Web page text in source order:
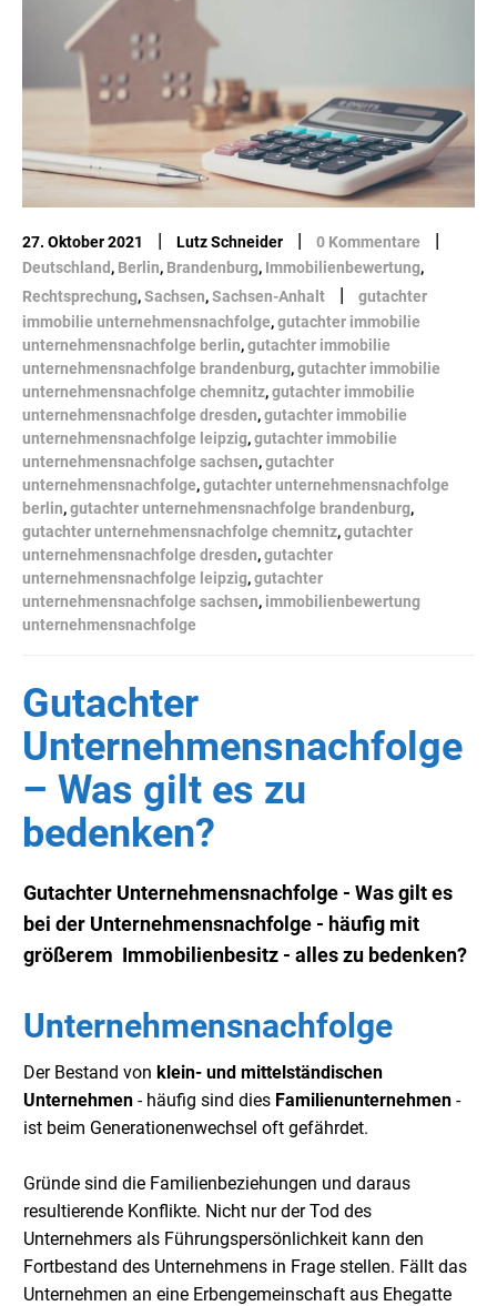
27. Oktober 2021 | Lutz Schneider | 0 Kommentare |
Deutschland , Berlin, Brandenburg, Immobilienbewertung,
Rechtsprechung,Sachsen,Sachsen-Anhalt |
gutachter
immobilie unternehmensnachfolge,gutachter immobilie
unternehmensnachfolge berlin,gutachter immobilie
unternehmensnachfolge brandenburg,gutachter immobilie
unternehmensnachfolge chemnitz,gutachter immobilie
unternehmensnachfolge dresden,gutachter immobilie
unternehmensnachfolge leipzig,gutachter immobilie
unternehmensnachfolge sachsen,gutachter
unternehmensnachfolge,gutachter unternehmensnachfolge
berlin,gutachter unternehmensnachfolge brandenburg,
gutachter unternehmensnachfolge chemnitz,gutachter
unternehmensnachfolge dresden,gutachter
unternehmensnachfolge leipzig,gutachter
unternehmensnachfolge sachsen, immobilienbewertung
unternehmensnachfolge
Gutachter
Unternehmensnachfolge
– Was gilt es zu
bedenken?
Gutachter Unternehmensnachfolge - Was gilt es
bei der Unternehmensnachfolge - häufig mit
größerem Immobilienbesitz - alles zu bedenken?
Unternehmensnachfolge
Der Bestand von klein- und mittelständischen
Unternehmen - häufig sind dies Familienunternehmen -
ist beim Generationenwechsel oft gefährdet.
Gründe sind die Familienbeziehungen und daraus
resultierende Konflikte. Nicht nur der Tod des
Unternehmers als Führungspersönlichkeit kann den
Fortbestand des Unternehmens in Frage stellen. Fällt das
Unternehmen an eine Erbengemeinschaft aus Ehegatte